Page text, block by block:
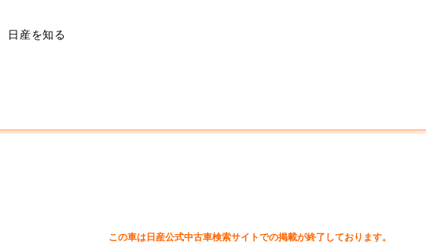
日産を知る
この車は日産公式中古車検索サイトでの掲載が終了しております。